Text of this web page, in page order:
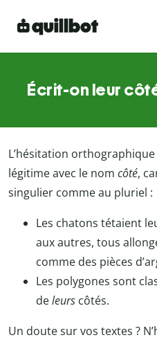
Écrit-on leur
L’hésitation
légitime avec le nom côté,
singulier comme au pluriel :
Les chatons tétaient
aux autres, tous
comme des pièces
Les polygones sont
deleurs côtés.
Un doute sur vos textes ?